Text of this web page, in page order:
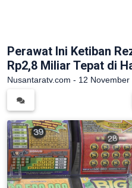
Perawat Ini Ketiban
Rp2,8 Miliar Tepat di
Nusantaratv.com - 12 November